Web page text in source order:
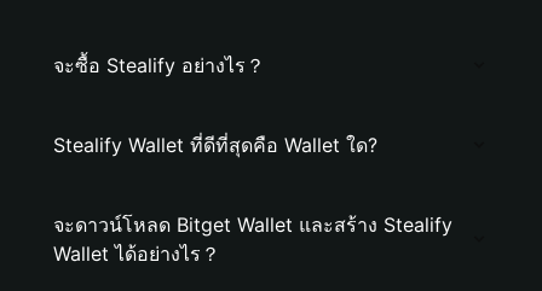
จะซื้อ Stealify อย่างไร？
Stealify Wallet ที่ดีที่สุดคือ Wallet ใด?
จะดาวน์โหลด Bitget Wallet และสร้าง Stealify
Wallet ได้อย่างไร？